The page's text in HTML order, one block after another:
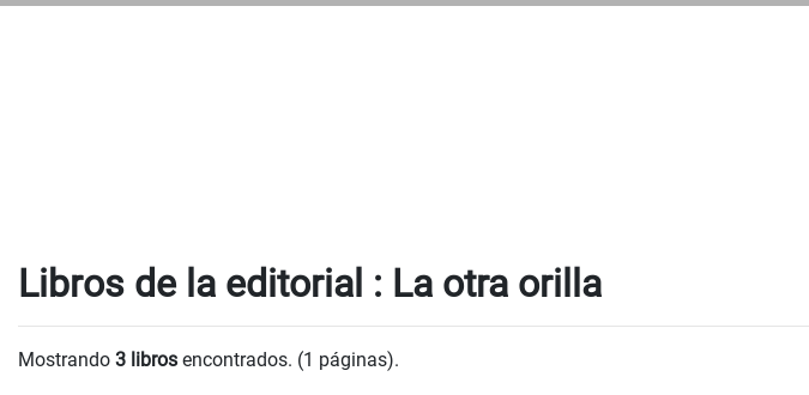
Libros de la editorial : La otra orilla
Mostrando 3 libros encontrados. (1 páginas).